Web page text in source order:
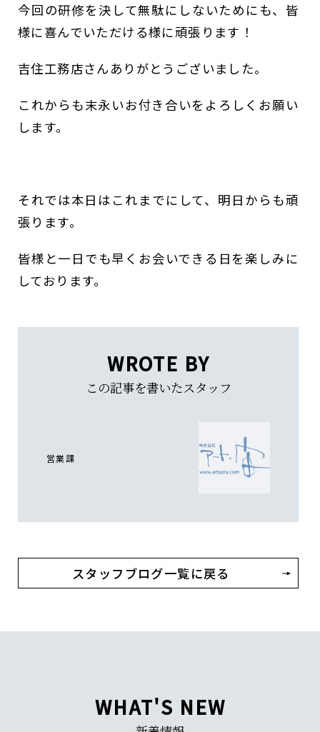
今回の研修を決して無駄にしないためにも、皆
様に喜んでいただける様に頑張ります！
吉住工務店さんありがとうございました。
これからも末永いお付き合いをよろしくお願い
します。
それでは本日はこれまでにして、明日からも頑
張ります。
皆様と一日でも早くお会いできる日を楽しみに
しております。
WROTE BY
この記事を書いたスタッフ
営業課
スタッフブログ一覧に戻る
WHAT'S NEW